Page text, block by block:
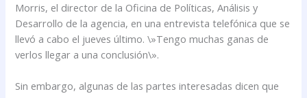
Morris, el director de la Oficina de Políticas, Análisis y
Desarrollo de la agencia, en una entrevista telefónica que se
llevó a cabo el jueves último. \»Tengo muchas ganas de
verlos llegar a una conclusión\».
Sin embargo, algunas de las partes interesadas dicen que